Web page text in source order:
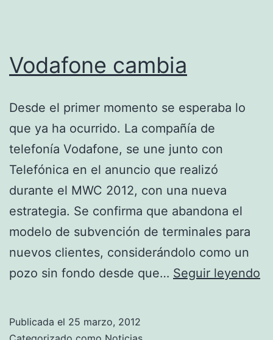
Vodafone cambia
Desde el primer momento se esperaba lo
que ya ha ocurrido. La compañía de
telefonía Vodafone, se une junto con
Telefónica en el anuncio que realizó
durante el MWC 2012, con una nueva
estrategia. Se confirma que abandona el
modelo de subvención de terminales para
nuevos clientes, considerándolo como un
pozo sin fondo desde que… Seguir leyendo
Publicada el 25 marzo, 2012